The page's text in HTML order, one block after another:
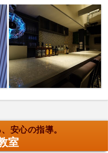
安心の指導。
室